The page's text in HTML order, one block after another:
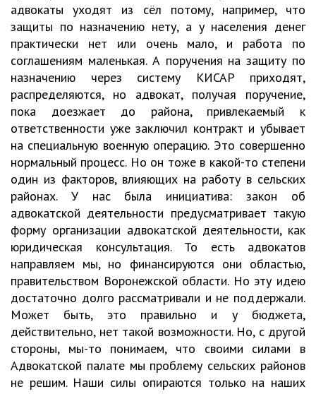
адвокаты уходят из сёл потому, например, что
защиты по назначению нету, а у населения денег
практически нет или очень мало, и работа по
соглашениям маленькая. А поручения на защиту по
назначению через систему КИСАР приходят,
распределяются, но адвокат, получая поручение,
пока доезжает до района, привлекаемый к
ответственности уже заключил контракт и убывает
на специальную военную операцию. Это совершенно
нормальный процесс. Но он тоже в какой-то степени
один из факторов, влияющих на работу в сельских
районах. У нас была инициатива: закон об
адвокатской деятельности предусматривает такую
форму организации адвокатской деятельности, как
юридическая консультация. То есть адвокатов
направляем мы, но финансируются они областью,
правительством Воронежской области. Но эту идею
достаточно долго рассматривали и не поддержали.
Может быть, это правильно и у бюджета,
действительно, нет такой возможности. Но, с другой
стороны, мы-то понимаем, что своими силами в
Адвокатской палате мы проблему сельских районов
не решим. Наши силы опираются только на наших